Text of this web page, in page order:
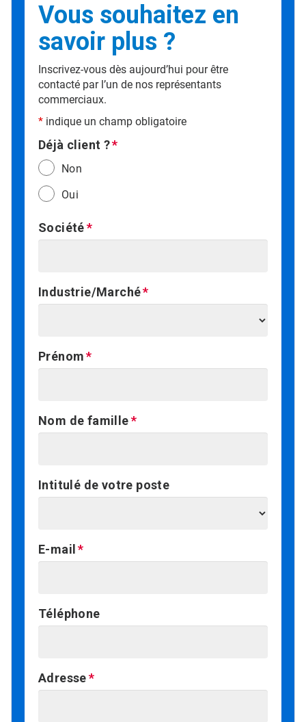
Vous souhaitez en
savoir plus ?
Inscrivez-vous dès aujourd’hui pour être
contacté par l’un de nos représentants
commerciaux.
* indique un champ obligatoire
Déjà client ?
Non
Oui
Société
Industrie/Marché
Prénom
Nom de famille
Intitulé de votre poste
E-mail
Téléphone
Adresse